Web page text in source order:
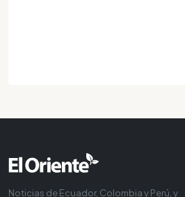
Noticias de Ecuador, Colombia y Perú, y